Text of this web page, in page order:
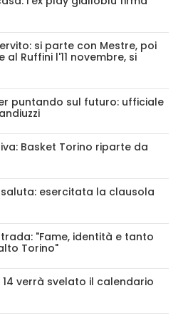
si parte con Mestre, poi
al Ruffini l'11 novembre, si
puntando sul futuro: ufficiale
Basket Torino riparte da
saluta: esercitata la clausola
"Fame, identità e tanto
Torino"
verrà svelato il calendario